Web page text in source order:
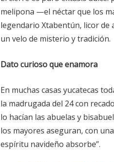
melipona —el néctar que los
legendario Xtabentún, licor de
un velo de misterio y tradición.
Dato curioso que enamora
En muchas casas yucatecas
la madrugada del 24 con
lo hacían las abuelas y
los mayores aseguran, con
espíritu navideño absorbe”.